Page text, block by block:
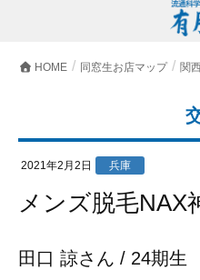
HOME 同窓生お店マップ 関
2021年2月2日 兵庫
メンズ脱毛
田口 諒さん / 24期生